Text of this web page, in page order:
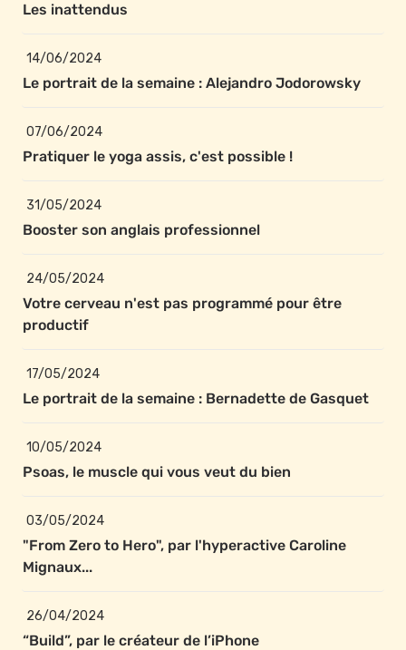
Les inattendus
Le portrait de la semaine : Alejandro Jodorowsky
14/06/2024
Pratiquer le yoga assis, c'est possible !
07/06/2024
Booster son anglais professionnel
31/05/2024
Votre cerveau n'est pas programmé pour être
productif
24/05/2024
Le portrait de la semaine : Bernadette de Gasquet
17/05/2024
Psoas, le muscle qui vous veut du bien
10/05/2024
"From Zero to Hero", par l'hyperactive Caroline
Mignaux...
03/05/2024
“Build”, par le créateur de l’iPhone
26/04/2024